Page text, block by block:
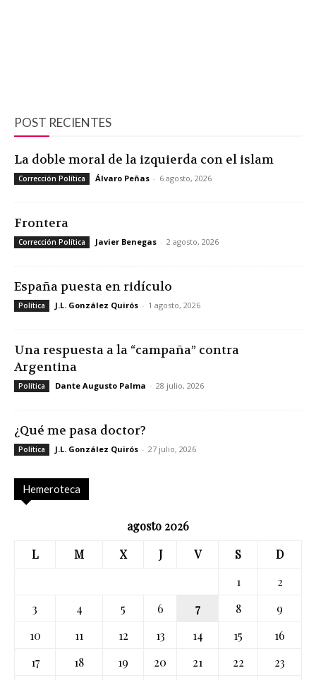
POST RECIENTES
La doble moral de la izquierda con el islam
Corrección Política Álvaro Peñas - 6 agosto, 2026
Frontera
Corrección Política Javier Benegas - 2 agosto, 2026
España puesta en ridículo
Política J.L. González Quirós - 1 agosto, 2026
Una respuesta a la “campaña” contra
Argentina
Política Dante Augusto Palma - 28 julio, 2026
¿Qué me pasa doctor?
Política J.L. González Quirós - 27 julio, 2026
Hemeroteca
agosto 2026
L
M X J V S
D
1
2
3
4 5 6 7 8
9
10
11 12 13 14 15
16
17
18 19 20 21 22
23